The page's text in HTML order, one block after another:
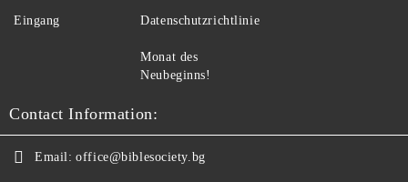
Eingang Datenschutzrichtlinie
Monat des
Neubeginns!
Contact Information:
Email: office@biblesociety.bg